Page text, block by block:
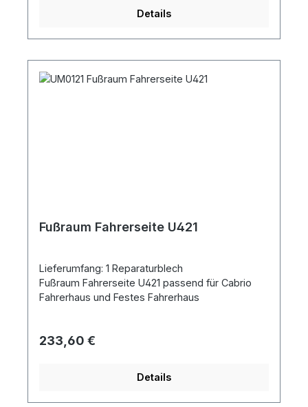
Details
Fußraum Fahrerseite U421
Lieferumfang: 1 Reparaturblech
Fußraum Fahrerseite U421 passend für Cabrio
Fahrerhaus und Festes Fahrerhaus
Regulärer Preis:
233,60 €
Details